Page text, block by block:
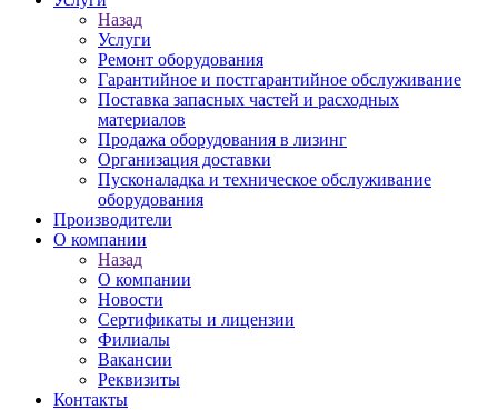
Назад
Услуги
Ремонт оборудования
Гарантийное и постгарантийное обслуживание
Поставка запасных частей и расходных
материалов
Продажа оборудования в лизинг
Организация доставки
Пусконаладка и техническое обслуживание
оборудования
Производители
О компании
Назад
О компании
Новости
Сертификаты и лицензии
Филиалы
Вакансии
Реквизиты
Контакты